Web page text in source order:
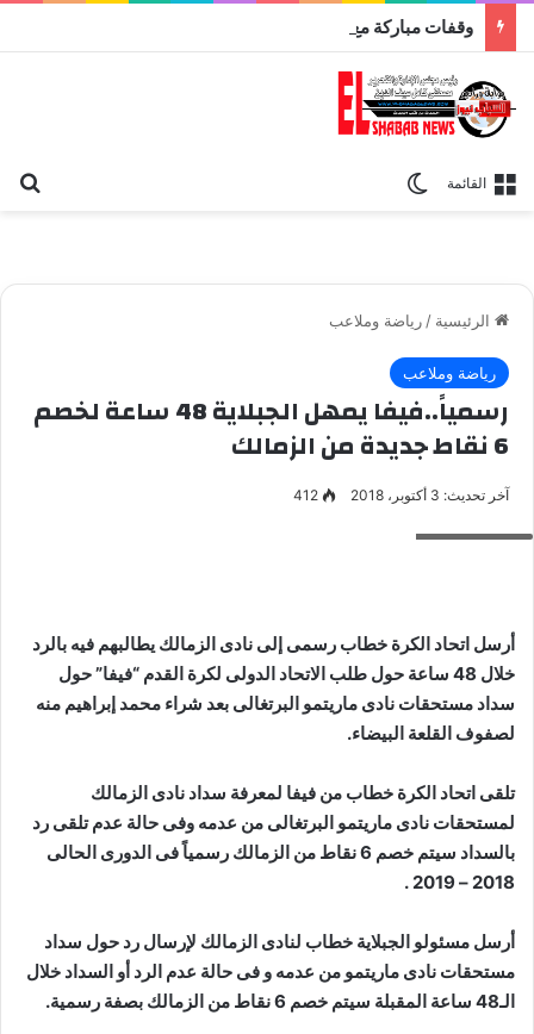
القائمة
الرئيسية / رياضة وملاعب
رياضة وملاعب
رسمياً..فيفا يمهل الجبلاية 48 ساعة لخصم
6 نقاط جديدة من الزمالك
آخر تحديث: 3 أكتوبر، 2018 412
أرسل اتحاد الكرة خطاب رسمى إلى نادى الزمالك يطالبهم فيه بالرد
خلال 48 ساعة حول طلب الاتحاد الدولى لكرة القدم “فيفا” حول
سداد مستحقات نادى ماريتمو البرتغالى بعد شراء محمد إبراهيم منه
لصفوف القلعة البيضاء.
تلقى اتحاد الكرة خطاب من فيفا لمعرفة سداد نادى الزمالك
لمستحقات نادى ماريتمو البرتغالى من عدمه وفى حالة عدم تلقى رد
بالسداد سيتم خصم 6 نقاط من الزمالك رسمياً فى الدورى الحالى
2018 – 2019 .
أرسل مسئولو الجبلاية خطاب لنادى الزمالك لإرسال رد حول سداد
مستحقات نادى ماريتمو من عدمه و فى حالة عدم الرد أو السداد خلال
الـ48 ساعة المقبلة سيتم خصم 6 نقاط من الزمالك بصفة رسمية.